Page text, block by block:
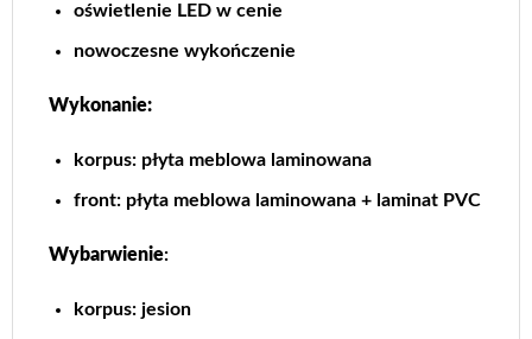
oświetlenie LED w cenie
nowoczesne wykończenie
Wykonanie:
korpus: płyta meblowa laminowana
front: płyta meblowa laminowana + laminat PVC
Wybarwienie:
korpus: jesion